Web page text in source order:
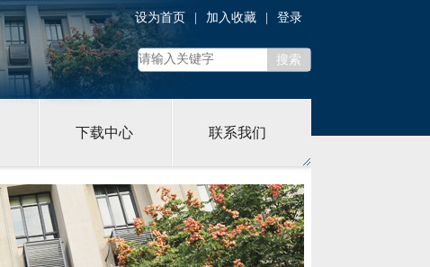
设为首页 加入收藏 登录
下载中心 联系我们